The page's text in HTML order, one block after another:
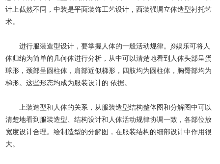
计上截然不同，中装是平面装饰工艺设计，西装强调立体造型衬托艺
术。
进行服装造型设计，要掌握人体的一般活动规律。j9娱乐可将人
体归纳为简单的几何体进行分析，从中可以清楚地看到人体头部呈蛋
球形，颈部呈圆柱体，肩部近似梯形，四肢均为圆柱体，胸臀部均为
梯形。这些形态均成为服装设计的 依据。
上装造型和人体的关系，从服装造型结构整体图和分解图中可以
清楚地看到服装造型、结构设计和人体活动规律协调一致，各部位放
宽度设计合理。绘制造型的分解图，在服装结构的细部设计中作用很
大。